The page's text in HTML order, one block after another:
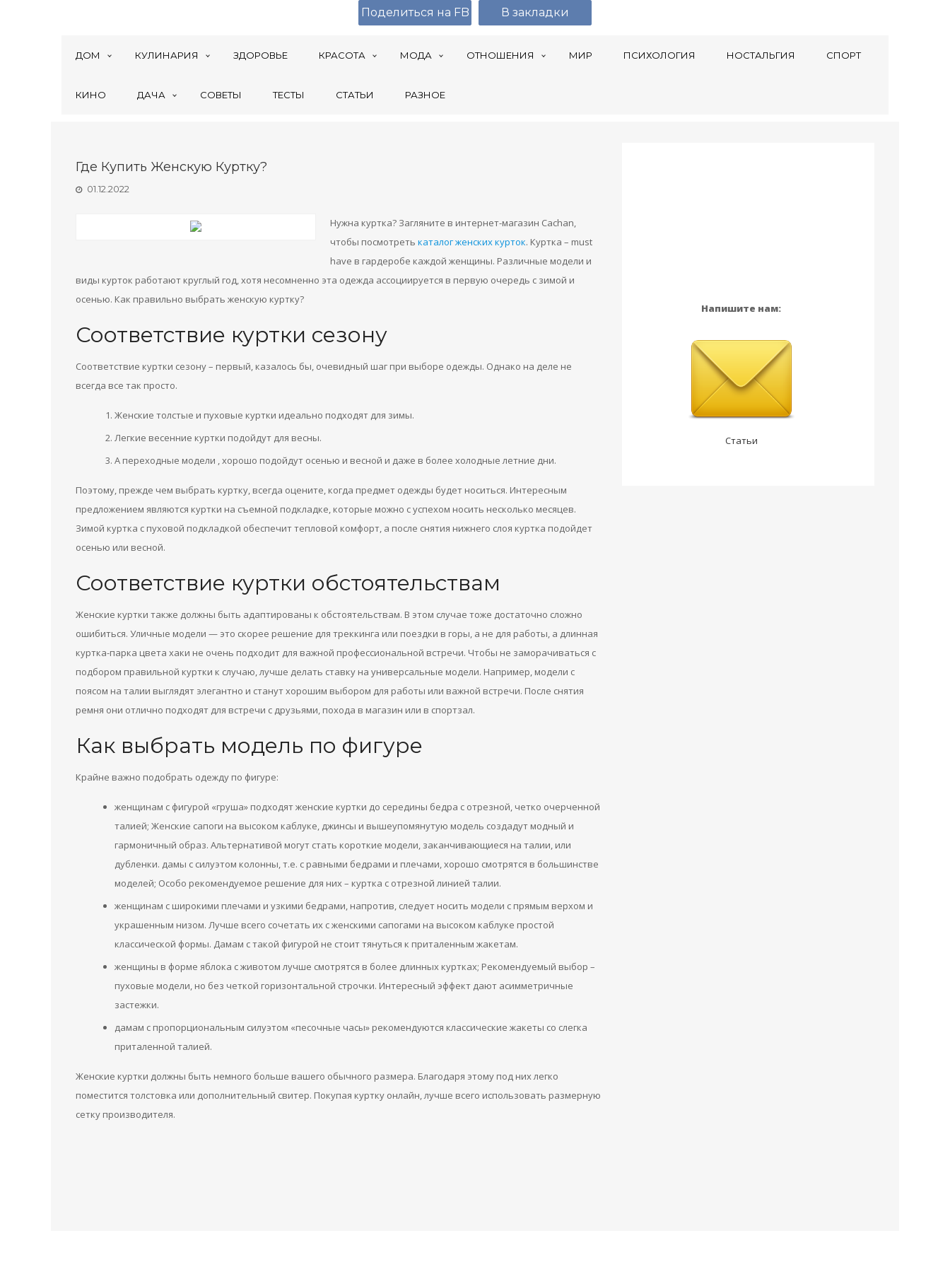
ДОМ КУЛИНАРИЯ ЗДОРОВЬЕ КРАСОТА МОДА ОТНОШЕНИЯ МИР ПСИХОЛОГИЯ НОСТАЛЬГИЯ СПОРТ
КИНО ДАЧА СОВЕТЫ ТЕСТЫ СТАТЬИ РАЗНОЕ
Где Купить Женскую Куртку?
01.12.2022
Нужна куртка? Загляните в интернет-магазин Cachan,
чтобы посмотреть каталог женских курток. Куртка – must
have в гардеробе каждой женщины. Различные модели и
виды курток работают круглый год, хотя несомненно эта одежда ассоциируется в первую очередь с зимой и
осенью. Как правильно выбрать женскую куртку?
Соответствие куртки сезону
Соответствие куртки сезону – первый, казалось бы, очевидный шаг при выборе одежды. Однако на деле не
всегда все так просто.
Женские толстые и пуховые куртки идеально подходят для зимы.
Легкие весенние куртки подойдут для весны.
А переходные модели , хорошо подойдут осенью и весной и даже в более холодные летние дни.
Поэтому, прежде чем выбрать куртку, всегда оцените, когда предмет одежды будет носиться. Интересным
предложением являются куртки на съемной подкладке, которые можно с успехом носить несколько месяцев.
Зимой куртка с пуховой подкладкой обеспечит тепловой комфорт, а после снятия нижнего слоя куртка подойдет
осенью или весной.
Соответствие куртки обстоятельствам
Женские куртки также должны быть адаптированы к обстоятельствам. В этом случае тоже достаточно сложно
ошибиться. Уличные модели — это скорее решение для треккинга или поездки в горы, а не для работы, а длинная
куртка-парка цвета хаки не очень подходит для важной профессиональной встречи. Чтобы не заморачиваться с
подбором правильной куртки к случаю, лучше делать ставку на универсальные модели. Например, модели с
поясом на талии выглядят элегантно и станут хорошим выбором для работы или важной встречи. После снятия
ремня они отлично подходят для встречи с друзьями, похода в магазин или в спортзал.
Как выбрать модель по фигуре
Крайне важно подобрать одежду по фигуре:
женщинам с фигурой «груша» подходят женские куртки до середины бедра с отрезной, четко очерченной
талией; Женские сапоги на высоком каблуке, джинсы и вышеупомянутую модель создадут модный и
гармоничный образ. Альтернативой могут стать короткие модели, заканчивающиеся на талии, или
дубленки. дамы с силуэтом колонны, т.е. с равными бедрами и плечами, хорошо смотрятся в большинстве
моделей; Особо рекомендуемое решение для них – куртка с отрезной линией талии.
женщинам с широкими плечами и узкими бедрами, напротив, следует носить модели с прямым верхом и
украшенным низом. Лучше всего сочетать их с женскими сапогами на высоком каблуке простой
классической формы. Дамам с такой фигурой не стоит тянуться к приталенным жакетам.
женщины в форме яблока с животом лучше смотрятся в более длинных куртках; Рекомендуемый выбор –
пуховые модели, но без четкой горизонтальной строчки. Интересный эффект дают асимметричные
застежки.
дамам с пропорциональным силуэтом «песочные часы» рекомендуются классические жакеты со слегка
приталенной талией.
Женские куртки должны быть немного больше вашего обычного размера. Благодаря этому под них легко
поместится толстовка или дополнительный свитер. Покупая куртку онлайн, лучше всего использовать размерную
сетку производителя.
Напишите нам:
Статьи
Поделиться на FB В закладки